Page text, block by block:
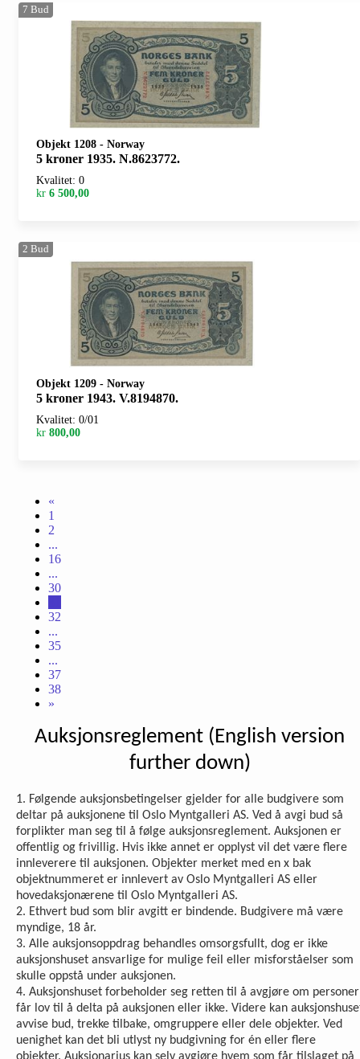
7 Bud
Objekt 1208 - Norway
5 kroner 1935. N.8623772.
Kvalitet: 0
kr 6 500,00
2 Bud
Objekt 1209 - Norway
5 kroner 1943. V.8194870.
Kvalitet: 0/01
kr 800,00
«
1
2
...
16
...
30
32
...
35
...
37
38
»
Auksjonsreglement (English version
further down)
1. Følgende auksjonsbetingelser gjelder for alle budgivere som
deltar på auksjonene til Oslo Myntgalleri AS. Ved å avgi bud så
forplikter man seg til å følge auksjonsreglement. Auksjonen er
offentlig og frivillig. Hvis ikke annet er opplyst vil det være flere
innleverere til auksjonen. Objekter merket med en x bak
objektnummeret er innlevert av Oslo Myntgalleri AS eller
hovedaksjonærene til Oslo Myntgalleri AS.
2. Ethvert bud som blir avgitt er bindende. Budgivere må være
myndige, 18 år.
3. Alle auksjonsoppdrag behandles omsorgsfullt, dog er ikke
auksjonshuset ansvarlige for mulige feil eller misforståelser som
skulle oppstå under auksjonen.
4. Auksjonshuset forbeholder seg retten til å avgjøre om personer
får lov til å delta på auksjonen eller ikke. Videre kan
avvise bud, trekke tilbake, omgruppere eller dele objekter. Ved
uenighet kan det bli utlyst ny budgivning for én eller flere
objekter. Auksjonarius kan selv avgjøre hvem som får tilslaget på